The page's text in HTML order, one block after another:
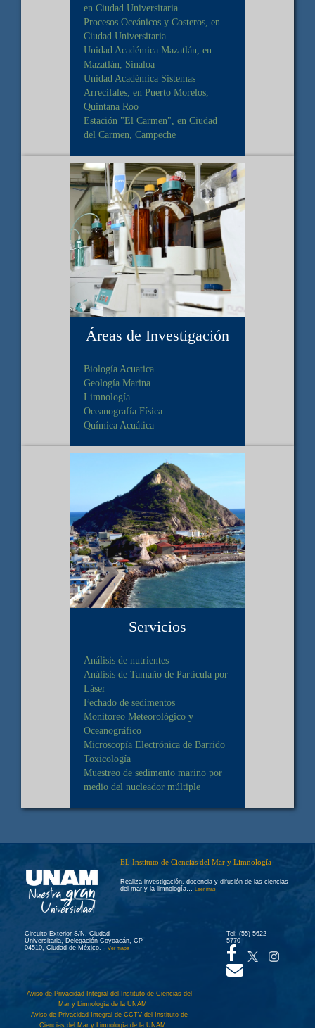
en Ciudad Universitaria
Procesos Oceánicos y Costeros, en
Ciudad Universitaria
Unidad Académica Mazatlán, en
Mazatlán, Sinaloa
Unidad Académica Sistemas
Arrecifales, en Puerto Morelos,
Quintana Roo
Estación "El Carmen", en Ciudad
del Carmen, Campeche
Áreas de Investigación
Biología Acuatica
Geología Marina
Limnología
Oceanografía Física
Química Acuática
Servicios
Análisis de nutrientes
Análisis de Tamaño de Partícula por
Láser
Fechado de sedimentos
Monitoreo Meteorológico y
Oceanográfico
Microscopía Electrónica de Barrido
Toxicología
Muestreo de sedimento marino por
medio del nucleador múltiple
EL Instituto de Ciencias del Mar y Limnología
Realiza investigación, docencia y difusión de las ciencias
del mar y la limnología… Leer más
Circuito Exterior S/N, Ciudad
Universitaria, Delegación Coyoacán, CP
04510, Ciudad de México. Ver mapa
Tel: (55) 5622
5770
Aviso de Privacidad Integral del Instituto de Ciencias del
Mar y Limnología de la UNAM
Aviso de Privacidad Integral de CCTV del Instituto de
Ciencias del Mar y Limnología de la UNAM